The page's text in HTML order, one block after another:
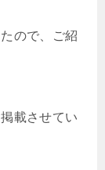
ので、ご紹
載させてい